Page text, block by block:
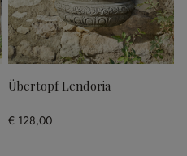
Übertopf Lendoria
€ 128,00